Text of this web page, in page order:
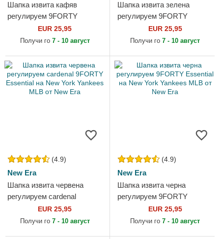
Шапка извита кафяв
регулируем 9FORTY
League Essential на New
York Yankees MLB от New
EUR 25,95
Получи го 7 - 10 август
Шапка извита зелена
регулируем 9FORTY
League Essential на New
York Yankees MLB от New
EUR 25,95
Получи го 7 - 10 август
(4.9)
New Era
Шапка извита червена
регулируем cardenal
9FORTY Essential на New
York Yankees MLB от New
EUR 25,95
Получи го 7 - 10 август
(4.9)
New Era
Шапка извита черна
регулируем 9FORTY
Essential на New York
Yankees MLB от New Era
EUR 25,95
Получи го 7 - 10 август